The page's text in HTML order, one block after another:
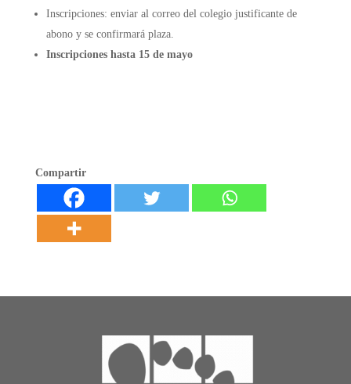
Inscripciones: enviar al correo del colegio justificante de
abono y se confirmará plaza.
Inscripciones hasta 15 de mayo
Compartir